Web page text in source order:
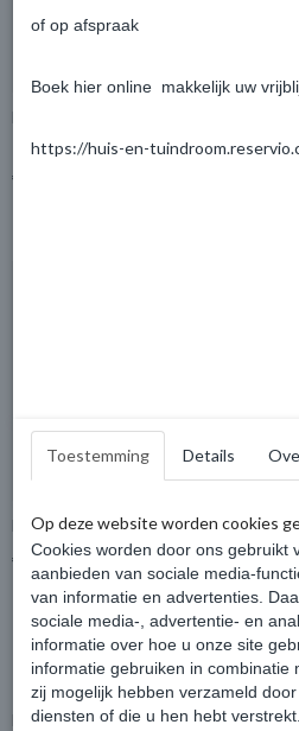
€ 2.296,15
Blokhut Olst 300x400cm
€ 2.175,00
€
De showroom bezoeken?
Huis en tuindroom
of op afspraak
Boek hier online makkelijk uw
https://huis-en-
Toestemming Details
Op deze website worden cookies
Cookies worden door ons gebruikt
aanbieden van sociale media-
van informatie en advertenties.
sociale media-, advertentie- en
informatie over hoe u onze site
informatie gebruiken in combinatie
zij mogelijk hebben verzameld
diensten of die u hen hebt verstrekt.